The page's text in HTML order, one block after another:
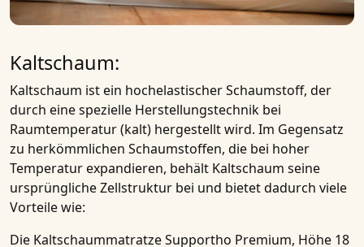
Kaltschaum:
Kaltschaum ist ein hochelastischer Schaumstoff, der
durch eine spezielle Herstellungstechnik bei
Raumtemperatur (kalt) hergestellt wird. Im Gegensatz
zu herkömmlichen Schaumstoffen, die bei hoher
Temperatur expandieren, behält Kaltschaum seine
ursprüngliche Zellstruktur bei und bietet dadurch viele
Vorteile wie:
Die Kaltschaummatratze Supportho Premium, Höhe 18